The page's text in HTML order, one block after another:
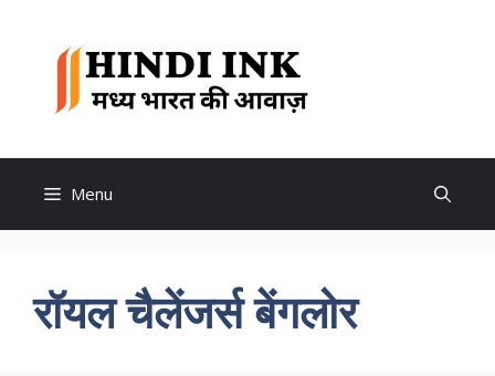
content
Menu
रॉयल चैलेंजर्स बेंगलोर